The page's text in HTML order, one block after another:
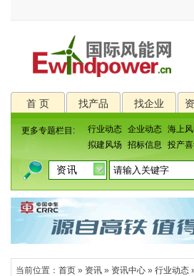
首 页 找产品 找企业
更多专题栏目: 行业动态 企业动态 海上
拟建风场
招标信息 投产
当前位置： 首页 » 资讯 » 资讯中心 » 行业动态